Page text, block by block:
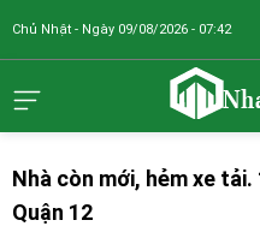
Chủ Nhật - Ngày 09/08/2026 - 07:42
Nhà còn mới, hẻm xe
Quận 12